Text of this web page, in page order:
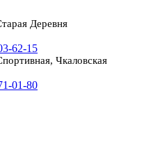
Деревня
62-15
Чкаловская
01-80